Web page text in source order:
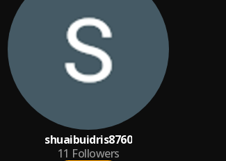
shuaibuidris8760
11 Followers